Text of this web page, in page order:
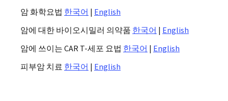
암 화학요법 한국어 | English
암에 대한 바이오시밀러 의약품 한국어 | English
암에 쓰이는 CAR T-세포 요법 한국어 | English
피부암 치료 한국어 | English